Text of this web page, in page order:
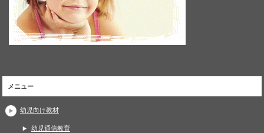
メニュー
幼児向け教材
幼児通信教育